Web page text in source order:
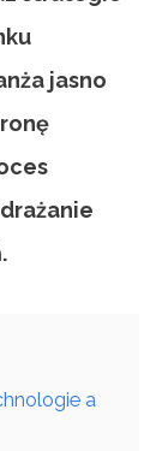
jasno
a